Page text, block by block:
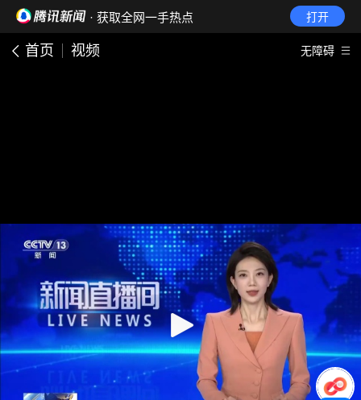
· 获取全网一手热点 打开
首页 视频 无障碍